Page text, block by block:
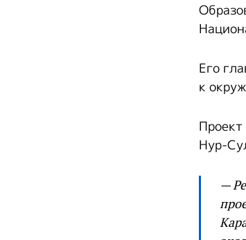
Его
к
Нур-
—